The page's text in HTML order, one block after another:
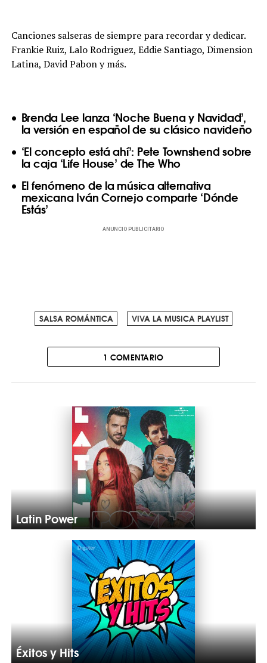
Canciones salseras de siempre para recordar y dedicar.
Frankie Ruiz, Lalo Rodriguez, Eddie Santiago, Dimension
Latina, David Pabon y más.
Brenda Lee lanza ‘Noche Buena y Navidad’,
la versión en español de su clásico navideño
‘El concepto está ahí’: Pete Townshend sobre
la caja ‘Life House’ de The Who
El fenómeno de la música alternativa
mexicana Iván Cornejo comparte ‘Dónde
Estás’
ANUNCIO PUBLICITARIO
SALSA ROMÁNTICA VIVA LA MUSICA PLAYLIST
1 COMENTARIO
Latin Power
Éxitos y Hits